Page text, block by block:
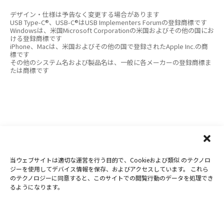
当ウェブサイトは適切な運営を行う目的で、Cookieおよび類似 のテクノロ
ジーを使用してデバイス情報を保存、およびアクセスしています。 これら
のテクノロジーに同意すると、このサイトでの閲覧行動のデータを処理でき
るようになります。
デザイン・仕様は予告なく変更する場合があります
USB Type-C®、USB-C®はUSB Implementers Forumの登録商標です
Windowsは、米国Microsoft Corporationの米国およびその他の国にお
ける登録商標です
iPhone、Macは、米国およびその他の国で登録されたApple Inc.の商
標です
その他のシステム名および製品名は、一般に各メーカーの登録商標ま
たは商標です
Copyright 2019-2026Nextorage
プライバシーポリシー
ウェブサイト利用条件